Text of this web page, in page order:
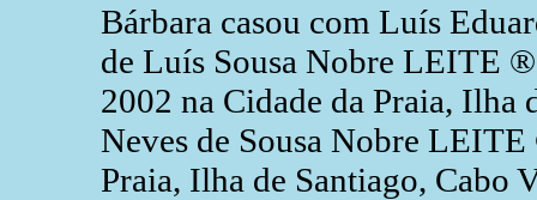
Bárbara casou com Luís
de Luís Sousa Nobre LEITE
2002 na Cidade da Praia, Ilha
Neves de Sousa Nobre
Praia, Ilha de Santiago, Cabo